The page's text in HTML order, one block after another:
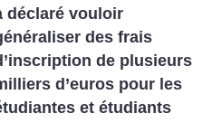
déclaré vouloir
des frais
de plusieurs
d’euros pour les
et étudiants